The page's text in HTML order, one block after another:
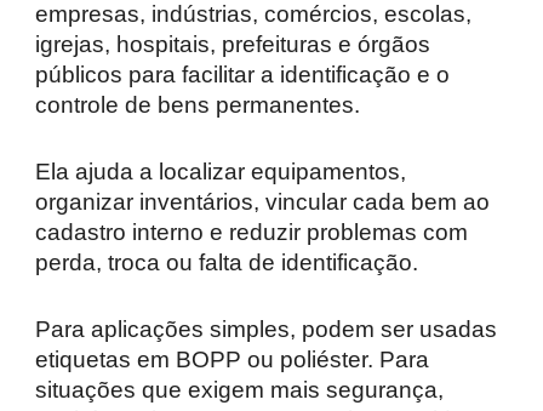
empresas, indústrias, comércios, escolas,
igrejas, hospitais, prefeituras e órgãos
públicos para facilitar a identificação e o
controle de bens permanentes.
Ela ajuda a localizar equipamentos,
organizar inventários, vincular cada bem ao
cadastro interno e reduzir problemas com
perda, troca ou falta de identificação.
Para aplicações simples, podem ser usadas
etiquetas em BOPP ou poliéster. Para
situações que exigem mais segurança,